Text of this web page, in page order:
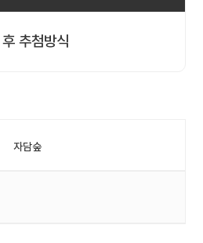
추첨방식
자담숲